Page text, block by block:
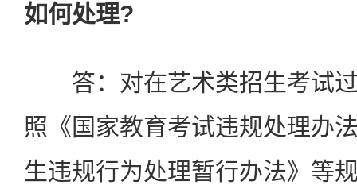
如何处理?
答：对在艺术类招生考试过
照《国家教育考试违规处理办
生违规行为处理暂行办法》等